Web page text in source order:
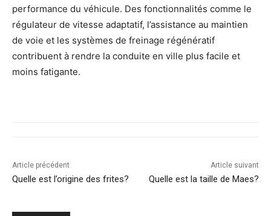
performance du véhicule. Des fonctionnalités comme le
régulateur de vitesse adaptatif, l’assistance au maintien
de voie et les systèmes de freinage régénératif
contribuent à rendre la conduite en ville plus facile et
moins fatigante.
Article précédent
Quelle est l’origine des frites?
Article suivant
Quelle est la taille de Maes?